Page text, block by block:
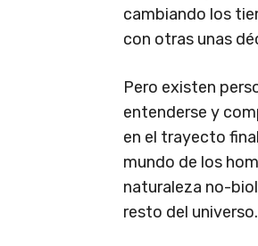
cambiando los
con otras unas
Pero existen
entenderse y
en el trayecto
mundo de los
naturaleza no-
resto del universo.